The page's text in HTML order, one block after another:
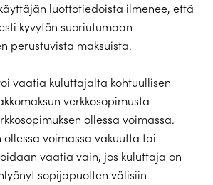
luottotiedoista ilmenee, että
kyvytön suoriutumaan
perustuvista maksuista.
vaatia kuluttajalta kohtuullisen
verkkosopimusta
ollessa voimassa.
ollessa voimassa vakuutta tai
vaatia vain, jos kuluttaja on
sopijapuolten välisiin